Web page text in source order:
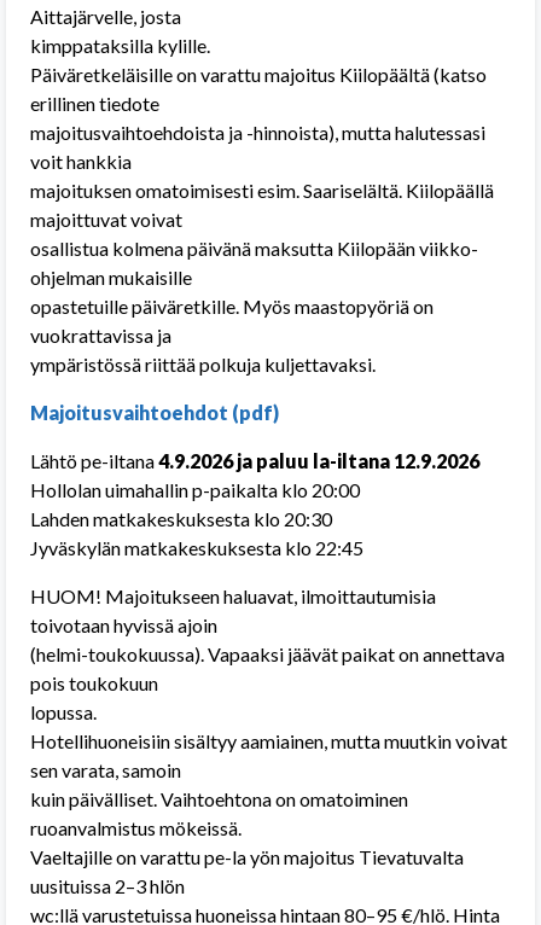
Aittajärvelle, josta
kimppataksilla kylille.
Päiväretkeläisille on varattu majoitus Kiilopäältä (katso
erillinen tiedote
majoitusvaihtoehdoista ja -hinnoista), mutta halutessasi
voit hankkia
majoituksen omatoimisesti esim. Saariselältä. Kiilopäällä
majoittuvat voivat
osallistua kolmena päivänä maksutta Kiilopään viikko-
ohjelman mukaisille
opastetuille päiväretkille. Myös maastopyöriä on
vuokrattavissa ja
ympäristössä riittää polkuja kuljettavaksi.
Majoitusvaihtoehdot (pdf)
Lähtö pe-iltana4.9.2026 ja paluu la-iltana 12.9.2026
Hollolan uimahallin p-paikalta klo 20:00
Lahden matkakeskuksesta klo 20:30
Jyväskylän matkakeskuksesta klo 22:45
HUOM! Majoitukseen haluavat, ilmoittautumisia
toivotaan hyvissä ajoin
(helmi-toukokuussa). Vapaaksi jäävät paikat on annettava
pois toukokuun
lopussa.
Hotellihuoneisiin sisältyy aamiainen, mutta muutkin voivat
sen varata, samoin
kuin päivälliset. Vaihtoehtona on omatoiminen
ruoanvalmistus mökeissä.
Vaeltajille on varattu pe-la yön majoitus Tievatuvalta
uusituissa 2–3 hlön
wc:llä varustetuissa huoneissa hintaan 80–95 €/hlö. Hinta